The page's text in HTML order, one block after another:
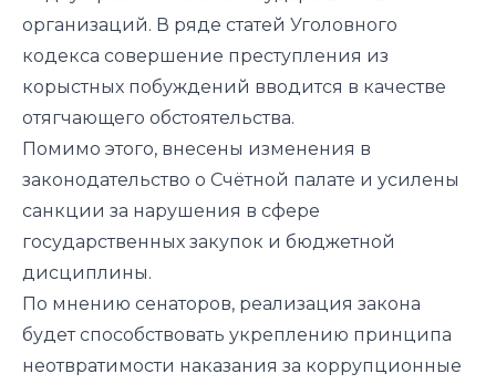
организаций. В ряде статей Уголовного
кодекса совершение преступления из
корыстных побуждений вводится в качестве
отягчающего обстоятельства.
Помимо этого, внесены изменения в
законодательство о Счётной палате и усилены
санкции за нарушения в сфере
государственных закупок и бюджетной
дисциплины.
По мнению сенаторов, реализация закона
будет способствовать укреплению принципа
неотвратимости наказания за коррупционные